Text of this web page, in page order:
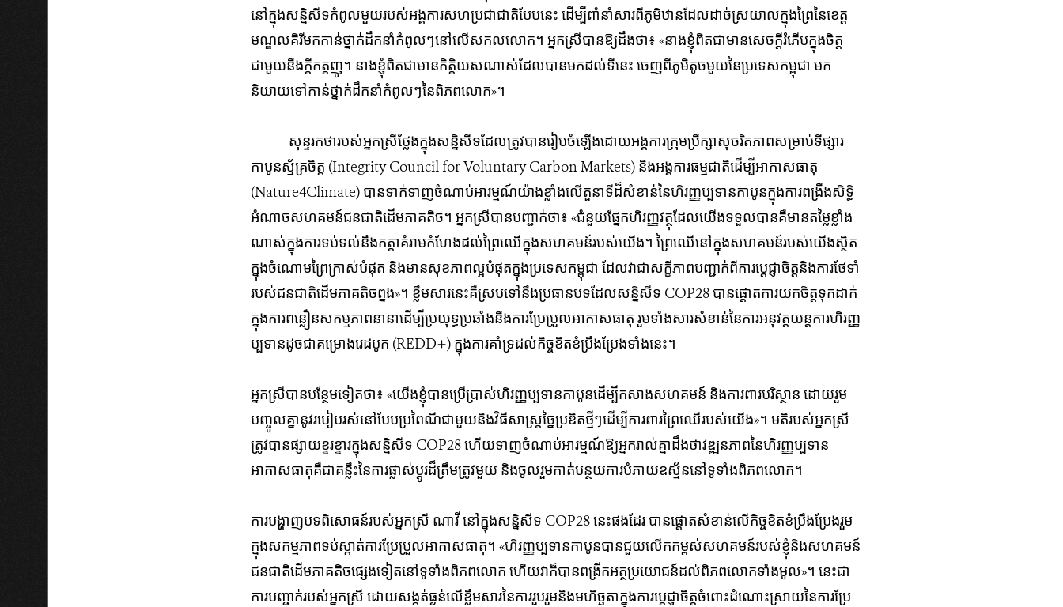
នៅ​ក្នុង​សន្និសីទ​​​កំពូល​មួយ​របស់​អង្គការសហប្រជាជាតិបែបនេះ ដើម្បី​ពាំ​នាំ​សារ​​ពី​​ភូមិ​ឋាន​ដែល​​​ដាច់ស្រយាលក្នុង​​ព្រៃ​នៃ​ខេត្ត​
មណ្ឌល​គិរី​​​មកកាន់​ថ្នាក់ដឹកនាំ​កំពូល​ៗ​នៅលើសកលលោក។ អ្នកស្រី​បាន​ឱ្យ​ដឹង​ថា៖ «នាងខ្ញុំពិតជាមានសេចក្តីរំភើបក្នុងចិត្ត
ជាមួយនឹង​ក្តី​កត្តញូ​។ នាង​ខ្ញុំ​ពិត​ជា​មាន​កិត្តិយសណាស់​ដែល​បាន​​មកដល់ទីនេះ ចេញ​ពី​ភូមិ​​​តូច​​មួយ​នៃ​ប្រទេស​កម្ពុជា មក​​
និយាយទៅកាន់ថ្នាក់ដឹកនាំកំពូលៗ​នៃពិភពលោក​»។
​ សុន្ទរកថារបស់​អ្នកស្រី​ថ្លែង​ក្នុង​​សន្និសីទ​​ដែល​ត្រូវបានរៀបចំឡើងដោយអង្គការ​ក្រុម​ប្រឹក្សា​សុចរិត​ភាព​សម្រាប់​​ទី​ផ្សារ​
កាបូន​ស្ម័គ្រ​ចិត្ត​​ (Integrity Council for Voluntary Carbon Markets) និងអង្គ​ការ​ធម្មជាតិ​ដើម្បី​អាកាស​ធាតុ​
(Nature4Climate) បានទាក់ទាញចំណាប់អារម្មណ៍យ៉ាង​​ខ្លាំង​លើ​តួនាទី​ដ៏​សំខាន់​នៃ​ហិរញ្ញ​ប្បទាន​កាបូន​ក្នុងការ​ពង្រឹង​សិទ្ធិ​
អំណាច​​សហគមន៍​ជនជាតិ​ដើម​ភាគ​តិច​។​ អ្នកស្រីបានបញ្ជាក់​ថា​៖​ «​ជំនួយ​ផ្នែក​ហិរញ្ញ​វត្ថុ​​ដែល​យើង​ទទួល​បាន​គឺ​មាន​តម្លៃ​ខ្លាំង​
ណាស់​ក្នុង​ការ​ទប់​ទល់​នឹង​​កត្តា​គំរាម​កំហែង​ដល់​ព្រៃ​ឈើ​ក្នុង​សហគមន៍​របស់​យើង​។​ ព្រៃ​ឈើ​នៅ​ក្នុង​សហគមន៍​របស់​យើង​ស្ថិត​
ក្នុង​​ចំណោម​​ព្រៃ​ក្រាស់​បំផុត​​ និង​មាន​សុខ​ភាព​ល្អ​បំផុត​ក្នុង​ប្រទេស​កម្ពុជា​ ដែល​​វា​ជា​សក្ខី​ភាព​បញ្ជាក់​ពី​ការ​ប្ដេជ្ញា​ចិត្ត​និង​​ការ​​ថែ​ទាំ​
របស់​ជន​ជាតិ​ដើម​ភាគ​តិច​ព្នង​»​។​ ​ខ្លឹម​សារ​នេះ​គឺ​ស្រប​ទៅ​នឹង​ប្រធាន​បទ​ដែល​​សន្និសីទ COP28 បាន​ផ្ដោត​ការ​យក​ចិត្ត​ទុក​ដាក់​
ក្នុង​ការ​​ពន្លឿន​សកម្មភាព​​​នានា​ដើម្បី​ប្រយុទ្ធ​ប្រឆាំង​នឹង​ការ​ប្រែ​ប្រួល​អាកាស​ធាតុ​ រួម​ទាំង​សារ​​សំខាន់​នៃ​ការ​អនុវត្ត​យន្ត​ការ​ហិរញ្ញ​​
ប្ប​ទាន​​ដូច​ជា​​គម្រោងរេដបូក (REDD+) ក្នុង​ការ​គាំ​ទ្រ​ដល់​កិច្ច​ខិត​ខំ​​ប្រឹង​ប្រែង​ទាំង​នេះ​។​
អ្នកស្រីបានបន្ថែម​ទៀតថា៖​ «យើងខ្ញុំបានប្រើប្រាស់ហិរញ្ញ​ប្បទានកាបូនដើម្បីកសាងសហគមន៍ និងការពារបរិស្ថាន ដោ​យរួម​
បញ្ចូល​គ្នា​នូវ​របៀប​រស់​នៅ​​បែប​ប្រពៃណី​ជាមួយ​និង​វិធីសាស្ត្រ​ច្នៃ​ប្រ​ឌិត​ថ្មី​ៗ​ដើម្បី​ការ​ពារ​​ព្រៃ​ឈើ​របស់​យើង​»​។​​ ​មតិរបស់អ្នកស្រី​
ត្រូវបាន​​ផ្សាយ​ខ្ទរ​ខ្ទារ​​ក្នុងសន្និសីទ COP28 ហើយ​ទាញ​​ចំណាប់​អារម្មណ៍ឱ្យ​អ្នក​រាល់​គ្នា​ដឹង​​ថា​​​វឌ្ឍនភាពនៃ​​ហិរញ្ញប្បទាន
អាកាសធាតុគឺ​ជា​គន្លឹះ​នៃការផ្លាស់ប្ដូរដ៏ត្រឹមត្រូវមួយ​ និងចូលរួម​កាត់​បន្ថយ​ការ​បំភាយ​ឧស្ម័ន​នៅ​ទូទាំង​ពិភព​លោក​។​
ការ​បង្ហាញ​បទ​ពិសោធន៍​របស់​អ្នក​ស្រី​ ណាវី​ នៅ​ក្នុង​សន្និសីទ​ COP28 នេះ​ផង​ដែរ​ បាន​ផ្តោត​សំខាន់​លើ​កិច្ច​ខិត​ខំ​ប្រឹង​ប្រែង​រួម​
ក្នុង​សកម្ម​ភាព​ទប់​ស្កាត់​ការ​ប្រែ​ប្រួល​អាកាស​ធាតុ​។ «​ហិរញ្ញប្បទាន​កាបូន​បាន​ជួយ​លើក​កម្ពស់​សហគមន៍​របស់​ខ្ញុំ​​និង​​សហគមន៍​
ជន​ជាតិ​ដើម​ភាគ​តិច​​ផ្សេង​ទៀត​​នៅ​ទូ​ទាំង​ពិភព​លោក​ ហើយ​វា​ក៏​បាន​ពង្រីក​អត្ថប្រយោជន៍​​ដល់​ពិភព​លោក​ទាំង​មូល​»​។ ​នេះ​ជា​
ការ​បញ្ជាក់​របស់​អ្នក​ស្រី​ ដោយ​សង្កត់​ធ្ងន់​លើ​ខ្លឹម​សារ​នៃ​ការ​រួប​រួម​និង​មហិច្ឆតា​ក្នុង​ការ​ប្តេជ្ញា​ចិត្ត​ចំពោះដំណោះ​ស្រាយ​នៃ​ការ​ប្រែ​